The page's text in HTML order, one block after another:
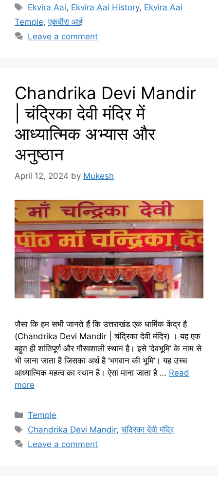
Tags
Ekvira Aai, Ekvira Aai History, Ekvira Aai
Temple,एकवीरा आई
Leave a comment
Chandrika Devi Mandir
| चंद्रिका देवी मंदिर में
आध्यात्मिक अभ्यास और
अनुष्ठान
April 12, 2024 by Mukesh
जैसा कि हम सभी जानते हैं कि उत्तराखंड एक धार्मिक केंद्र है
(Chandrika Devi Mandir | चंद्रिका देवी मंदिर) । यह एक
बहुत ही शांतिपूर्ण और गौरवशाली स्थान है। इसे ‘देवभूमि’ के नाम से
भी जाना जाता है जिसका अर्थ है ‘भगवान की भूमि’। यह उच्च
आध्यात्मिक महत्व का स्थान है। ऐसा माना जाता है … Read
more
Categories
Temple
Tags
Chandrika Devi Mandir,चंद्रिका देवी मंदिर
Leave a comment